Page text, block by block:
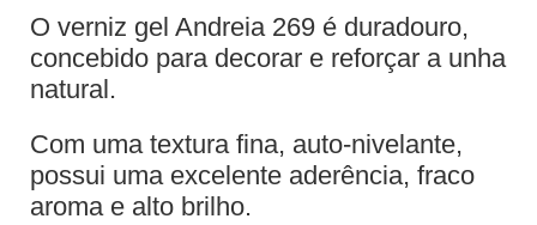
O verniz gel Andreia 269 é duradouro,
concebido para decorar e reforçar a unha
natural.
Com uma textura fina, auto-nivelante,
possui uma excelente aderência, fraco
aroma e alto brilho.